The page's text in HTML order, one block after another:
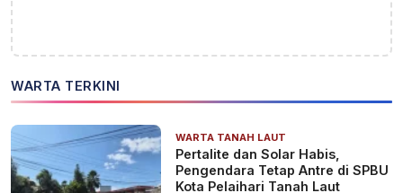
WARTA TERKINI
WARTA TANAH LAUT
​Pertalite dan Solar Habis,
Pengendara Tetap Antre di SPBU
Kota Pelaihari Tanah Laut